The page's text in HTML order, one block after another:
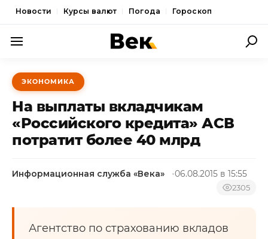
Новости Курсы валют Погода Гороскоп
ПОЛИТИКА
ЭКОНОМИКА
ОБЩЕСТВО
СПОРТ
ЭКОНОМИКА
На выплаты вкладчикам
«Российского кредита» АСВ
потратит более 40 млрд
Информационная служба «Века» 06.08.2015 в 15:55
2305
Агентство по страхованию вкладов